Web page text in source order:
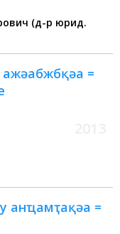
(д-р юрид.
=
анҵамҭақәа =